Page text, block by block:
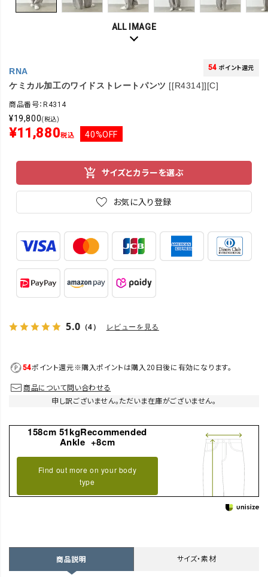
ALL IMAGE
RNA
ケミカル加工のワイドストレートパンツ [[R4314]][C]
54 ポイント還元
商品番号：R4314
¥19,800(税込)
¥11,880税込 40%OFF
サイズとカラーを選ぶ
お気に入り登録
5.0 （4） レビューを見る
54ポイント還元※購入ポイントは購入20日後に有効になります。
商品について問い合わせる
申し訳ございません。ただいま在庫がございません。
158cm 51kgRecommended
Ankle +8cm
Find out more on your body
type
商品説明 サイズ・素材